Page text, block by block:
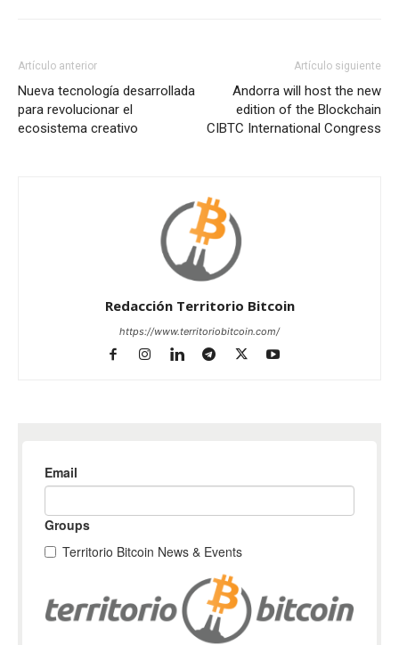
Artículo anterior
Nueva tecnología desarrollada
para revolucionar el
ecosistema creativo
Artículo siguiente
Andorra will host the new
edition of the Blockchain
CIBTC International Congress
Redacción Territorio Bitcoin
https://www.territoriobitcoin.com/